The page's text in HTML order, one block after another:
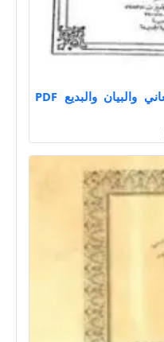
تحميل كتاب المصباح في المعاني والبيان والبديع PDF